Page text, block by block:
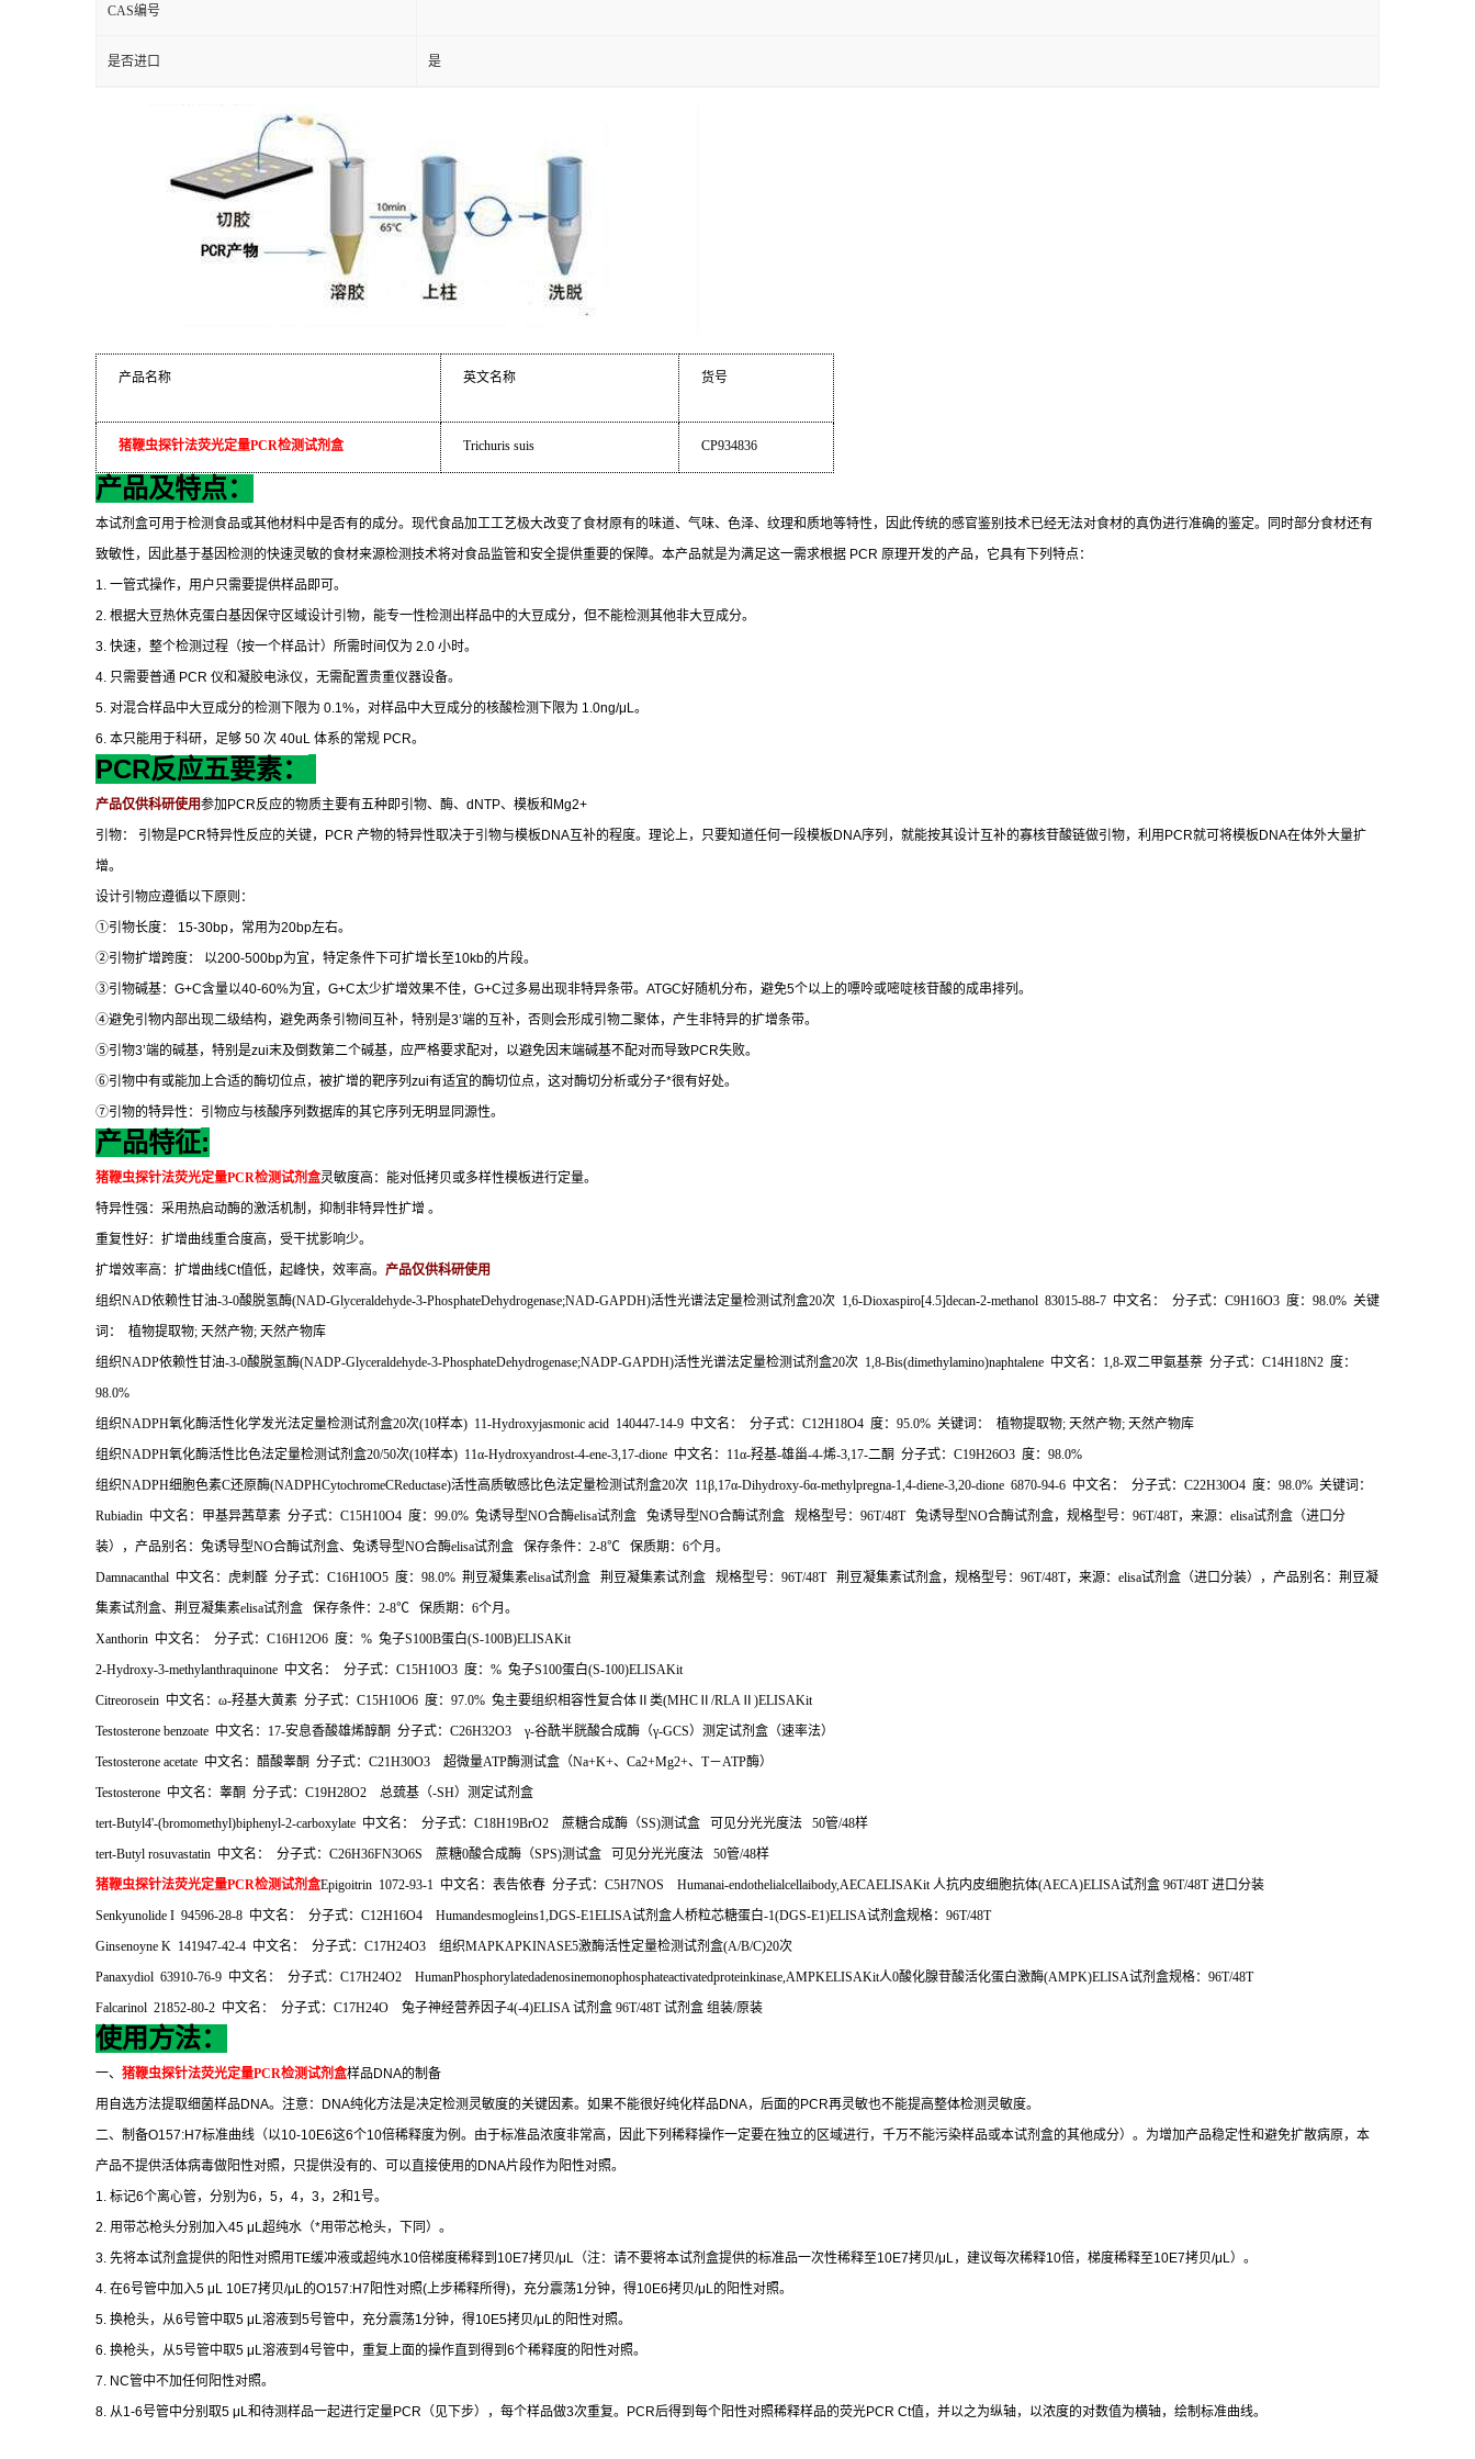
CAS编号
是否进口 是
产品名称 英文名称 货号
猪鞭虫探针法荧光定量PCR检测试剂盒 Trichuris suis CP934836
产品及特点：
本试剂盒可用于检测食品或其他材料中是否有的成分。现代食品加工工艺极大改变了食材原有的味道、气味、色泽、纹理和质地等特性，因此传统的感官鉴别技术已经无法对食材的真伪进行准确的鉴定。同时部分食材还有
致敏性，因此基于基因检测的快速灵敏的食材来源检测技术将对食品监管和安全提供重要的保障。本产品就是为满足这一需求根据 PCR 原理开发的产品，它具有下列特点：
1. 一管式操作，用户只需要提供样品即可。
2. 根据大豆热休克蛋白基因保守区域设计引物，能专一性检测出样品中的大豆成分，但不能检测其他非大豆成分。
3. 快速，整个检测过程（按一个样品计）所需时间仅为 2.0 小时。
4. 只需要普通 PCR 仪和凝胶电泳仪，无需配置贵重仪器设备。
5. 对混合样品中大豆成分的检测下限为 0.1%，对样品中大豆成分的核酸检测下限为 1.0ng/μL 。
6. 本只能用于科研，足够 50 次 40uL 体系的常规 PCR。
PCR反应五要素：
产品仅供科研使用参加PCR反应的物质主要有五种即引物、酶、 dNTP、模板和Mg2+
引物：
引物是PCR特异性反应的关键， PCR 产物的特异性取决于引物与模板DNA互补的程度。理论上，只要知道任何一段模板DNA序列，就能按其设计互补的寡核苷酸链做引物，利用 PCR就可将模板DNA在体外大量扩
增。
设计引物应遵循以下原则：
①引物长度： 15-30bp，常用为20bp左右。
②引物扩增跨度： 以200-500bp为宜，特定条件下可扩增长至10kb的片段。
③引物碱基： G+C含量以40-60%为宜， G+C太少扩增效果不佳， G+C过多易出现非特异条带。 ATGC好随机分布，避免5个以上的嘌呤或嘧啶核苷酸的成串排列。
④避免引物内部出现二级结构，避免两条引物间互补，特别是3’端的互补，否则会形成引物二聚体，产生非特异的扩增条带。
⑤引物3’端的碱基，特别是zui末及倒数第二个碱基，应严格要求配对，以避免因末端碱基不配对而导致PCR失败。
⑥引物中有或能加上合适的酶切位点，被扩增的靶序列 zui有适宜的酶切位点，这对酶切分析或分子*很有好处。
⑦引物的特异性：引物应与核酸序列数据库的其它序列无明显同源性。
产品特征:
猪鞭虫探针法荧光定量PCR检测试剂盒灵敏度高：能对低拷贝或多样性模板进行定量。
特异性强：采用热启动酶的激活机制，抑制非特异性扩增 。
重复性好：扩增曲线重合度高，受干扰影响少。
扩增效率高：扩增曲线Ct值低，起峰快，效率高。 产品仅供科研使用
组织NAD依赖性甘油-3-0酸脱氢酶(NAD-Glyceraldehyde-3-PhosphateDehydrogenase;NAD-GAPDH)活性光谱法定量检测试剂盒20次 1,6-Dioxaspiro[4.5]decan-2-methanol 83015-88-7 中文名： 分子式： C9H16O3 度： 98.0% 关键
词：
植物提取物; 天然产物; 天然产物库
组织NADP依赖性甘油-3-0酸脱氢酶(NADP-Glyceraldehyde-3-PhosphateDehydrogenase;NADP-GAPDH)活性光谱法定量检测试剂盒20次 1,8-Bis(dimethylamino)naphtalene 中文名： 1,8-双二甲氨基萘 分子式： C14H18N2 度：
98.0%
组织NADPH氧化酶活性化学发光法定量检测试剂盒20次(10样本) 11-Hydroxyjasmonic acid 140447-14-9 中文名： 分子式： C12H18O4 度： 95.0% 关键词： 植物提取物; 天然产物; 天然产物库
组织NADPH氧化酶活性比色法定量检测试剂盒20/50次(10样本) 11α-Hydroxyandrost-4-ene-3,17-dione 中文名： 11α-羟基-雄甾-4-烯-3,17-二酮 分子式： C19H26O3 度： 98.0%
组织NADPH细胞色素C还原酶(NADPHCytochromeCReductase)活性高质敏感比色法定量检测试剂盒20次 11β ,17α-Dihydroxy-6α-methylpregna-1,4-diene-3,20-dione 6870-94-6 中文名： 分子式： C22H30O4 度： 98.0% 关键词：
Rubiadin 中文名：甲基异茜草素 分子式： C15H10O4 度： 99.0% 兔诱导型NO合酶elisa试剂盒 兔诱导型NO合酶试剂盒 规格型号： 96T/48T 兔诱导型NO合酶试剂盒，规格型号： 96T/48T，来源： elisa试剂盒（进口分
装），产品别名：兔诱导型NO合酶试剂盒、兔诱导型NO合酶elisa试剂盒 保存条件： 2-8℃ 保质期： 6个月。
Damnacanthal 中文名：虎刺醛 分子式： C16H10O5 度： 98.0% 荆豆凝集素elisa试剂盒 荆豆凝集素试剂盒 规格型号： 96T/48T 荆豆凝集素试剂盒，规格型号： 96T/48T，来源： elisa试剂盒（进口分装），产品别名：荆豆凝
集素试剂盒、荆豆凝集素elisa试剂盒 保存条件： 2-8℃ 保质期： 6个月。
Xanthorin 中文名： 分子式： C16H12O6 度： % 兔子S100B蛋白(S-100B)ELISAKit
2-Hydroxy-3-methylanthraquinone 中文名： 分子式： C15H10O3 度： % 兔子S100蛋白(S-100)ELISAKit
Citreorosein 中文名：ω-羟基大黄素 分子式： C15H10O6 度： 97.0% 兔主要组织相容性复合体Ⅱ类(MHC Ⅱ /RLA Ⅱ )ELISAKit
Testosterone benzoate 中文名： 17-安息香酸雄烯醇酮 分子式： C26H32O3 γ-谷酰半胱酸合成酶（γ-GCS）测定试剂盒（速率法）
Testosterone acetate 中文名：醋酸睾酮 分子式： C21H30O3 超微量ATP酶测试盒（Na+K+、 Ca2+Mg2+、 T－ATP酶）
Testosterone 中文名：睾酮 分子式： C19H28O2 总巯基（-SH）测定试剂盒
tert-Butyl4'-(bromomethyl)biphenyl-2-carboxylate 中文名： 分子式： C18H19BrO2 蔗糖合成酶（SS)测试盒 可见分光光度法 50管/48样
tert-Butyl rosuvastatin 中文名： 分子式： C26H36FN3O6S 蔗糖0酸合成酶（SPS)测试盒 可见分光光度法 50管/48样
猪鞭虫探针法荧光定量PCR检测试剂盒Epigoitrin 1072-93-1 中文名：表告依春 分子式： C5H7NOS Humanai-endothelialcellaibody,AECAELISAKit 人抗内皮细胞抗体(AECA)ELISA试剂盒 96T/48T进口分装
Senkyunolide I 94596-28-8 中文名： 分子式： C12H16O4 Humandesmogleins1,DGS-E1ELISA试剂盒人桥粒芯糖蛋白-1(DGS-E1)ELISA试剂盒规格： 96T/48T
Ginsenoyne K 141947-42-4 中文名： 分子式： C17H24O3 组织MAPKAPKINASE5激酶活性定量检测试剂盒(A/B/C)20次
Panaxydiol 63910-76-9 中文名： 分子式： C17H24O2 HumanPhosphorylatedadenosinemonophosphateactivatedproteinkinase,AMPKELISAKit人0酸化腺苷酸活化蛋白激酶(AMPK)ELISA试剂盒规格： 96T/48T
Falcarinol 21852-80-2 中文名： 分子式： C17H24O 兔子神经营养因子4(-4)ELISA 试剂盒 96T/48T试剂盒 组装/原装
使用方法：
一、 猪鞭虫探针法荧光定量PCR检测试剂盒样品DNA的制备
用自选方法提取细菌样品DNA。注意： DNA纯化方法是决定检测灵敏度的关键因素。如果不能很好纯化样品DNA，后面的PCR再灵敏也不能提高整体检测灵敏度。
二、制备O157:H7标准曲线（以10-10E6这6个10倍稀释度为例。由于标准品浓度非常高，因此下列稀释操作一定要在独立的区域进行，千万不能污染样品或本试剂盒的其他成分）。为增加产品稳定性和避免扩散病原，本
产品不提供活体病毒做阳性对照，只提供没有的、可以直接使用的DNA片段作为阳性对照。
1. 标记6个离心管，分别为6 ， 5， 4， 3， 2和1 号。
2. 用带芯枪头分别加入45 μL 超纯水（*用带芯枪头，下同）。
3. 先将本试剂盒提供的阳性对照用TE缓冲液或超纯水10倍梯度稀释到 10E7拷贝/μL （注：请不要将本试剂盒提供的标准品一次性稀释至10E7拷贝/μL ，建议每次稀释10倍，梯度稀释至10E7拷贝/μL ）。
4. 在6号管中加入5 μL 10E7拷贝/μL 的O157:H7 阳性对照( 上步稀释所得)，充分震荡1 分钟，得10E6拷贝/μL 的阳性对照。
5. 换枪头，从6号管中取5 μL 溶液到 5号管中，充分震荡1 分钟，得10E5拷贝/μL 的阳性对照。
6. 换枪头，从5号管中取5 μL 溶液到 4号管中，重复上面的操作直到得到 6个稀释度的阳性对照。
7. NC管中不加任何阳性对照。
8. 从1-6号管中分别取5 μL 和待测样品一起进行定量PCR （见下步），每个样品做3次重复。 PCR后得到每个阳性对照稀释样品的荧光PCR Ct值，并以之为纵轴，以浓度的对数值为横轴，绘制标准曲线。